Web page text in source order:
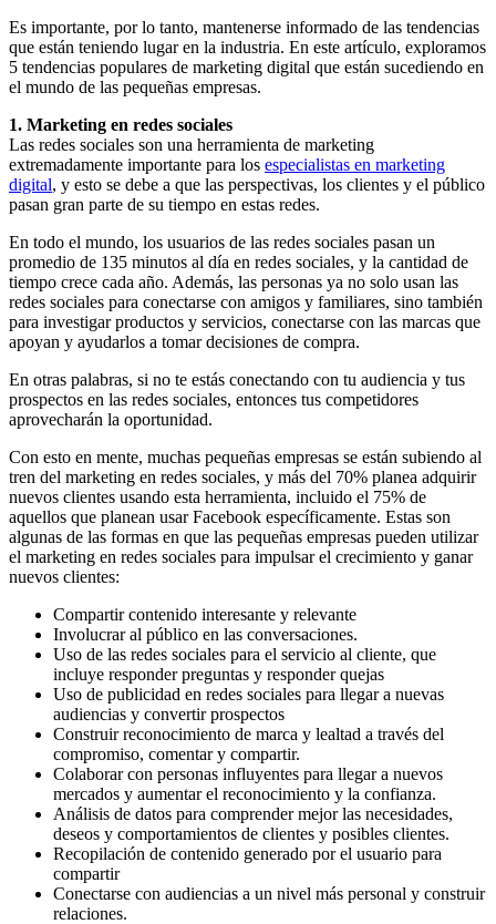
Es importante, por lo tanto, mantenerse informado de las tendencias
que están teniendo lugar en la industria. En este artículo, exploramos
5 tendencias populares de marketing digital que están sucediendo en
el mundo de las pequeñas empresas.
1. Marketing en redes sociales
Las redes sociales son una herramienta de marketing
extremadamente importante para los especialistas en marketing
digital, y esto se debe a que las perspectivas, los clientes y el público
pasan gran parte de su tiempo en estas redes.
En todo el mundo, los usuarios de las redes sociales pasan un
promedio de 135 minutos al día en redes sociales, y la cantidad de
tiempo crece cada año. Además, las personas ya no solo usan las
redes sociales para conectarse con amigos y familiares, sino también
para investigar productos y servicios, conectarse con las marcas que
apoyan y ayudarlos a tomar decisiones de compra.
En otras palabras, si no te estás conectando con tu audiencia y tus
prospectos en las redes sociales, entonces tus competidores
aprovecharán la oportunidad.
Con esto en mente, muchas pequeñas empresas se están subiendo al
tren del marketing en redes sociales, y más del 70% planea adquirir
nuevos clientes usando esta herramienta, incluido el 75% de
aquellos que planean usar Facebook específicamente. Estas son
algunas de las formas en que las pequeñas empresas pueden utilizar
el marketing en redes sociales para impulsar el crecimiento y ganar
nuevos clientes:
Compartir contenido interesante y relevante
Involucrar al público en las conversaciones.
Uso de las redes sociales para el servicio al cliente, que
incluye responder preguntas y responder quejas
Uso de publicidad en redes sociales para llegar a nuevas
audiencias y convertir prospectos
Construir reconocimiento de marca y lealtad a través del
compromiso, comentar y compartir.
Colaborar con personas influyentes para llegar a nuevos
mercados y aumentar el reconocimiento y la confianza.
Análisis de datos para comprender mejor las necesidades,
deseos y comportamientos de clientes y posibles clientes.
Recopilación de contenido generado por el usuario para
compartir
Conectarse con audiencias a un nivel más personal y construir
relaciones.